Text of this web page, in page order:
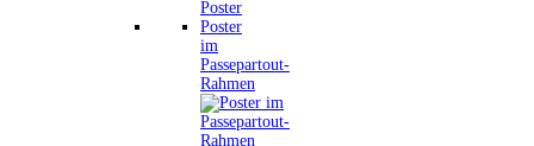
Poster
im
Passepartout-
Rahmen